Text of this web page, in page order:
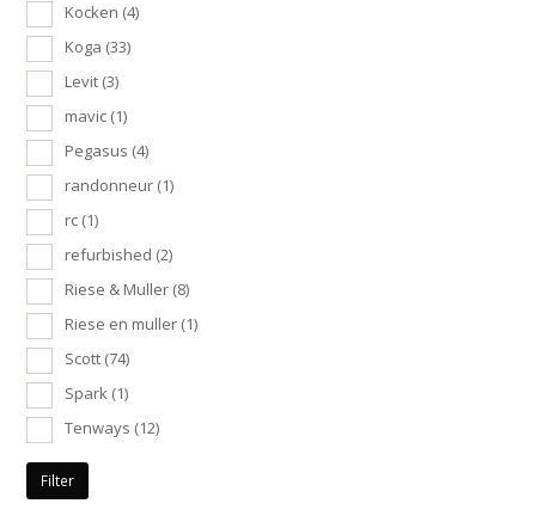
Kocken (4)
Koga (33)
Levit (3)
mavic (1)
Pegasus (4)
randonneur (1)
rc (1)
refurbished (2)
Riese & Muller (8)
Riese en muller (1)
Scott (74)
Spark (1)
Tenways (12)
Filter